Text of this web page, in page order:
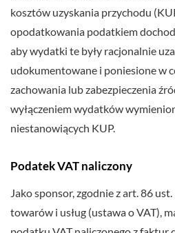
kosztów uzyskania przychodu
opodatkowania podatkiem
aby wydatki te były racjonalnie
udokumentowane i poniesione w
zachowania lub zabezpieczenia
wyłączeniem wydatków
niestanowiących KUP.
Podatek VAT naliczony
Jako sponsor, zgodnie z art. 86
towarów i usług (ustawa o VAT),